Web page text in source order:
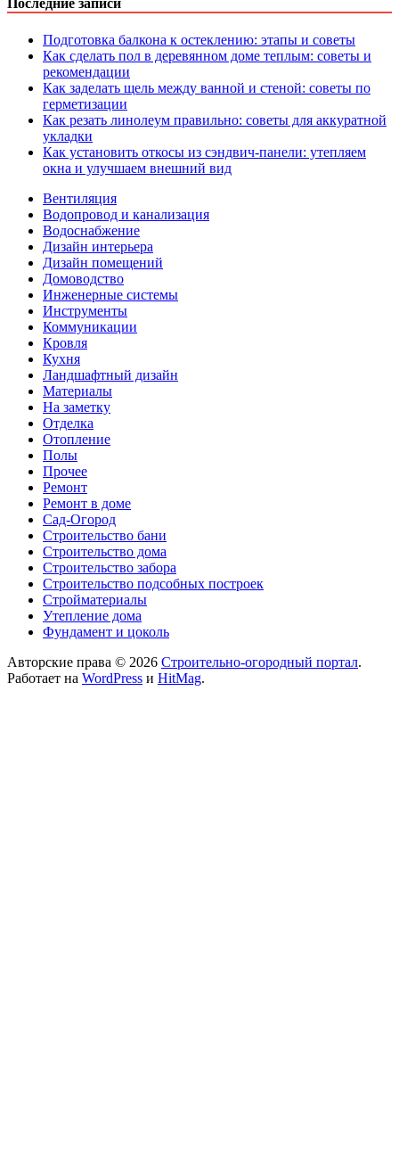
Последние записи
Подготовка балкона к остеклению: этапы и советы
Как сделать пол в деревянном доме теплым: советы и
рекомендации
Как заделать щель между ванной и стеной: советы по
герметизации
Как резать линолеум правильно: советы для аккуратной
укладки
Как установить откосы из сэндвич-панели: утепляем
окна и улучшаем внешний вид
Вентиляция
Водопровод и канализация
Водоснабжение
Дизайн интерьера
Дизайн помещений
Домоводство
Инженерные системы
Инструменты
Коммуникации
Кровля
Кухня
Ландшафтный дизайн
Материалы
На заметку
Отделка
Отопление
Полы
Прочее
Ремонт
Ремонт в доме
Сад-Огород
Строительство бани
Строительство дома
Строительство забора
Строительство подсобных построек
Стройматериалы
Утепление дома
Фундамент и цоколь
Авторские права © 2026 Строительно-огородный портал.
Работает на WordPress и HitMag.